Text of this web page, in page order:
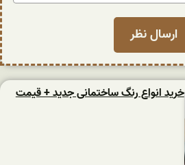
خرید انواع رنگ ساختمانی جدید + قیمت